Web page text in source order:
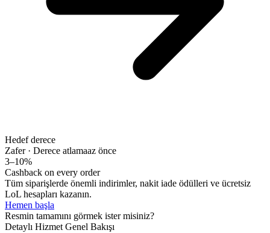
Hedef derece
Zafer · Derece atlamaaz önce
3–10%
Cashback on every order
Tüm siparişlerde önemli indirimler, nakit iade ödülleri ve ücretsiz
LoL hesapları kazanın.
Hemen başla
Resmin tamamını görmek ister misiniz?
Detaylı Hizmet Genel Bakışı